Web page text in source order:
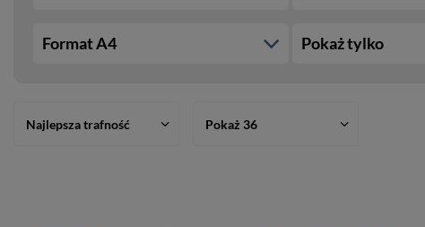
Format A4 Pokaż tylko
Najlepsza trafność
Pokaż 36